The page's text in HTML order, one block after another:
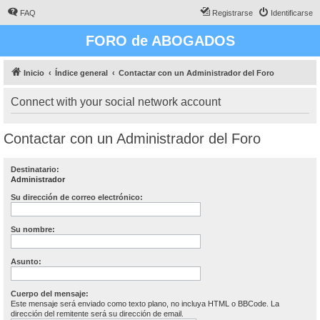
FAQ Identificarse
Registrarse
FORO de ABOGADOS
Inicio Índice general Contactar con un Administrador del Foro
Connect with your social network account
Contactar con un Administrador del Foro
Destinatario:
Administrador
Su dirección de correo electrónico:
Su nombre:
Asunto:
Cuerpo del mensaje:
Este mensaje será enviado como texto plano, no incluya HTML o BBCode. La
dirección del remitente será su dirección de email.